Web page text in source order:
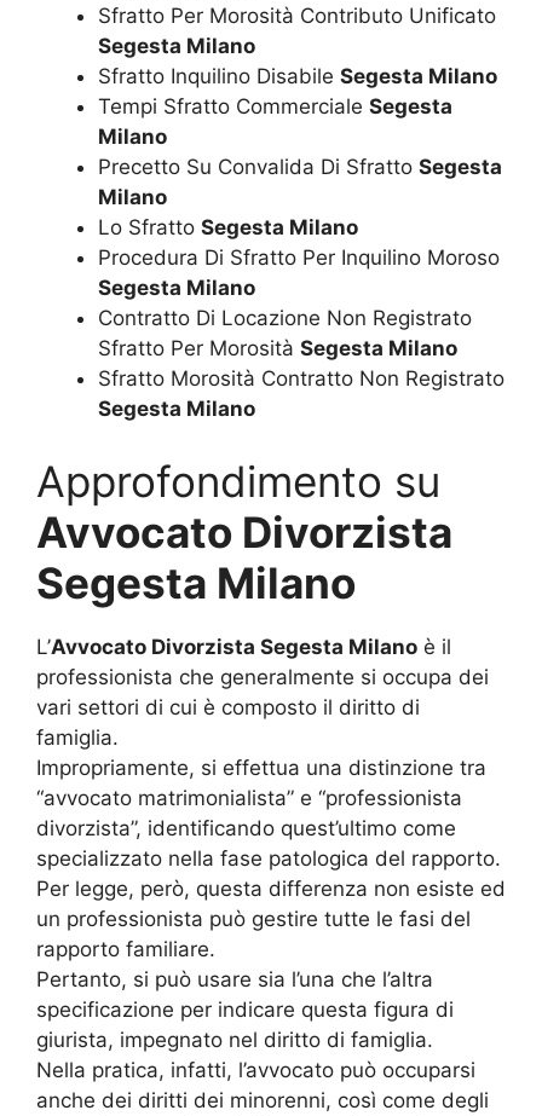
Sfratto Per Morosità Contributo Unificato
Segesta Milano
Sfratto Inquilino Disabile Segesta Milano
Tempi Sfratto Commerciale Segesta
Milano
Precetto Su Convalida Di Sfratto Segesta
Milano
Lo Sfratto Segesta Milano
Procedura Di Sfratto Per Inquilino Moroso
Segesta Milano
Contratto Di Locazione Non Registrato
Sfratto Per Morosità Segesta Milano
Sfratto Morosità Contratto Non Registrato
Segesta Milano
Approfondimento su
Avvocato Divorzista
Segesta Milano
L’Avvocato Divorzista Segesta Milano è il
professionista che generalmente si occupa dei
vari settori di cui è composto il diritto di
famiglia.
Impropriamente, si effettua una distinzione tra
“avvocato matrimonialista” e “professionista
divorzista”, identificando quest’ultimo come
specializzato nella fase patologica del rapporto.
Per legge, però, questa differenza non esiste ed
un professionista può gestire tutte le fasi del
rapporto familiare.
Pertanto, si può usare sia l’una che l’altra
specificazione per indicare questa figura di
giurista, impegnato nel diritto di famiglia.
Nella pratica, infatti, l’avvocato può occuparsi
anche dei diritti dei minorenni, così come degli